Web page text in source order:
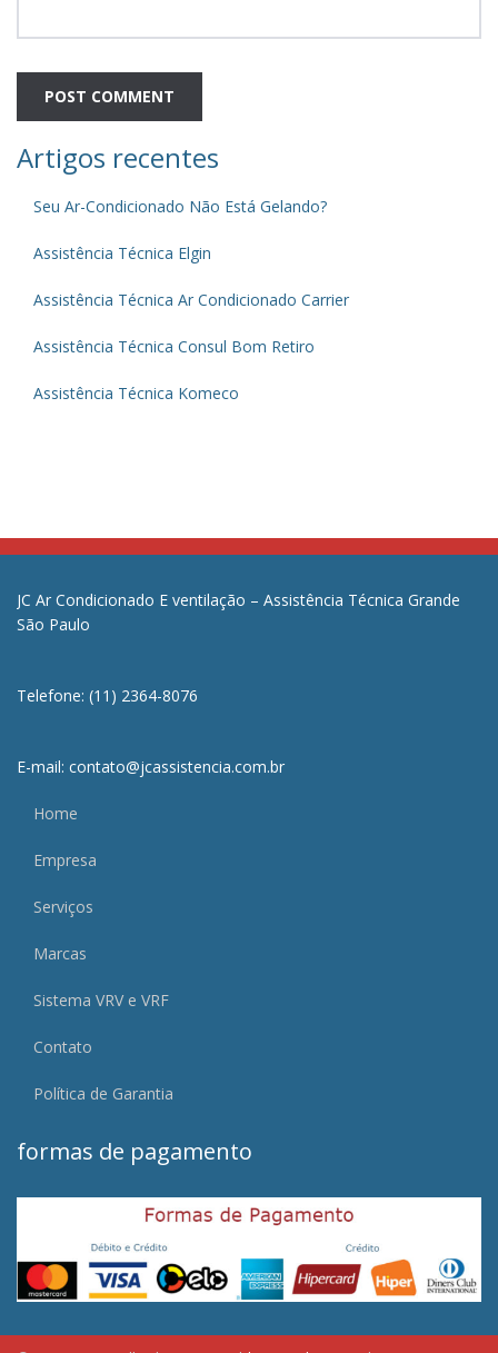
Artigos recentes
Seu Ar-Condicionado Não Está Gelando?
Assistência Técnica Elgin
Assistência Técnica Ar Condicionado Carrier
Assistência Técnica Consul Bom Retiro
Assistência Técnica Komeco
JC Ar Condicionado E ventilação – Assistência Técnica Grande
São Paulo
Telefone: (11) 2364-8076
E-mail: contato@jcassistencia.com.br
Home
Empresa
Serviços
Marcas
Sistema VRV e VRF
Contato
Política de Garantia
formas de pagamento